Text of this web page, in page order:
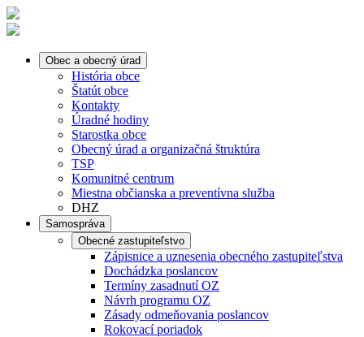
Obec a obecný úrad
História obce
Štatút obce
Kontakty
Úradné hodiny
Starostka obce
Obecný úrad a organizačná štruktúra
TSP
Komunitné centrum
Miestna občianska a preventívna služba
DHZ
Samospráva
Obecné zastupiteľstvo
Zápisnice a uznesenia obecného zastupiteľstva
Dochádzka poslancov
Termíny zasadnutí OZ
Návrh programu OZ
Zásady odmeňovania poslancov
Rokovací poriadok